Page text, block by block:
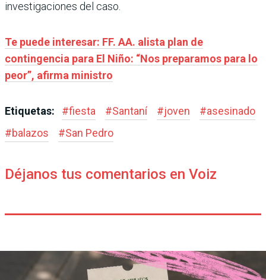
investigaciones del caso.
Te puede interesar: FF. AA. alista plan de
contingencia para El Niño: “Nos preparamos para lo
peor”, afirma ministro
Etiquetas: #fiesta #Santaní #joven #asesinado
#balazos #San Pedro
Déjanos tus comentarios en Voiz